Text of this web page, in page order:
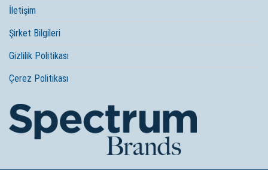
İletişim
Şirket Bilgileri
Gizlilik Politikası
Çerez Politikası